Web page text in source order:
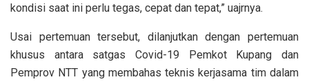
kondisi saat ini perlu tegas, cepat dan tepat,” uajrnya.
Usai pertemuan tersebut, dilanjutkan dengan pertemuan
khusus antara satgas Covid-19 Pemkot Kupang dan
Pemprov NTT yang membahas teknis kerjasama tim dalam